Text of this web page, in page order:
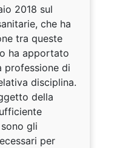
2018 sul
che ha
tra queste
ha apportato
professione di
disciplina.
della
gli
per